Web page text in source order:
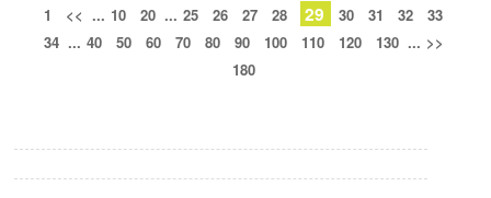
1
<< ... 10 20 ... 25 26 27 28 29 30 31 32
33
34 ... 40 50 60 70 80 90 100 110 120 130 ... >>
180